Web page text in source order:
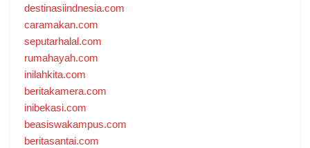
destinasiindnesia.com
caramakan.com
seputarhalal.com
rumahayah.com
inilahkita.com
beritakamera.com
inibekasi.com
beasiswakampus.com
beritasantai.com